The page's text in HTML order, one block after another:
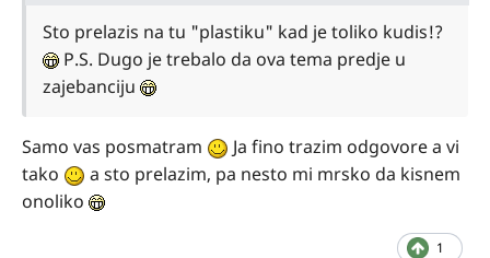
Sto prelazis na tu "plastiku" kad je toliko kudis!?
P.S. Dugo je trebalo da ova tema predje u
zajebanciju
Samo vas posmatram
Ja fino trazim odgovore a vi
tako
a sto prelazim, pa nesto mi mrsko da kisnem
onoliko
1